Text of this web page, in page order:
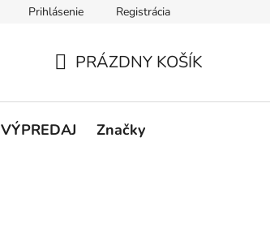
Podmienky ochrany osobných údajov
Prihlásenie Registrácia
KOŠÍK
PRÁZDNY KOŠÍK
VÝPREDAJ Značky